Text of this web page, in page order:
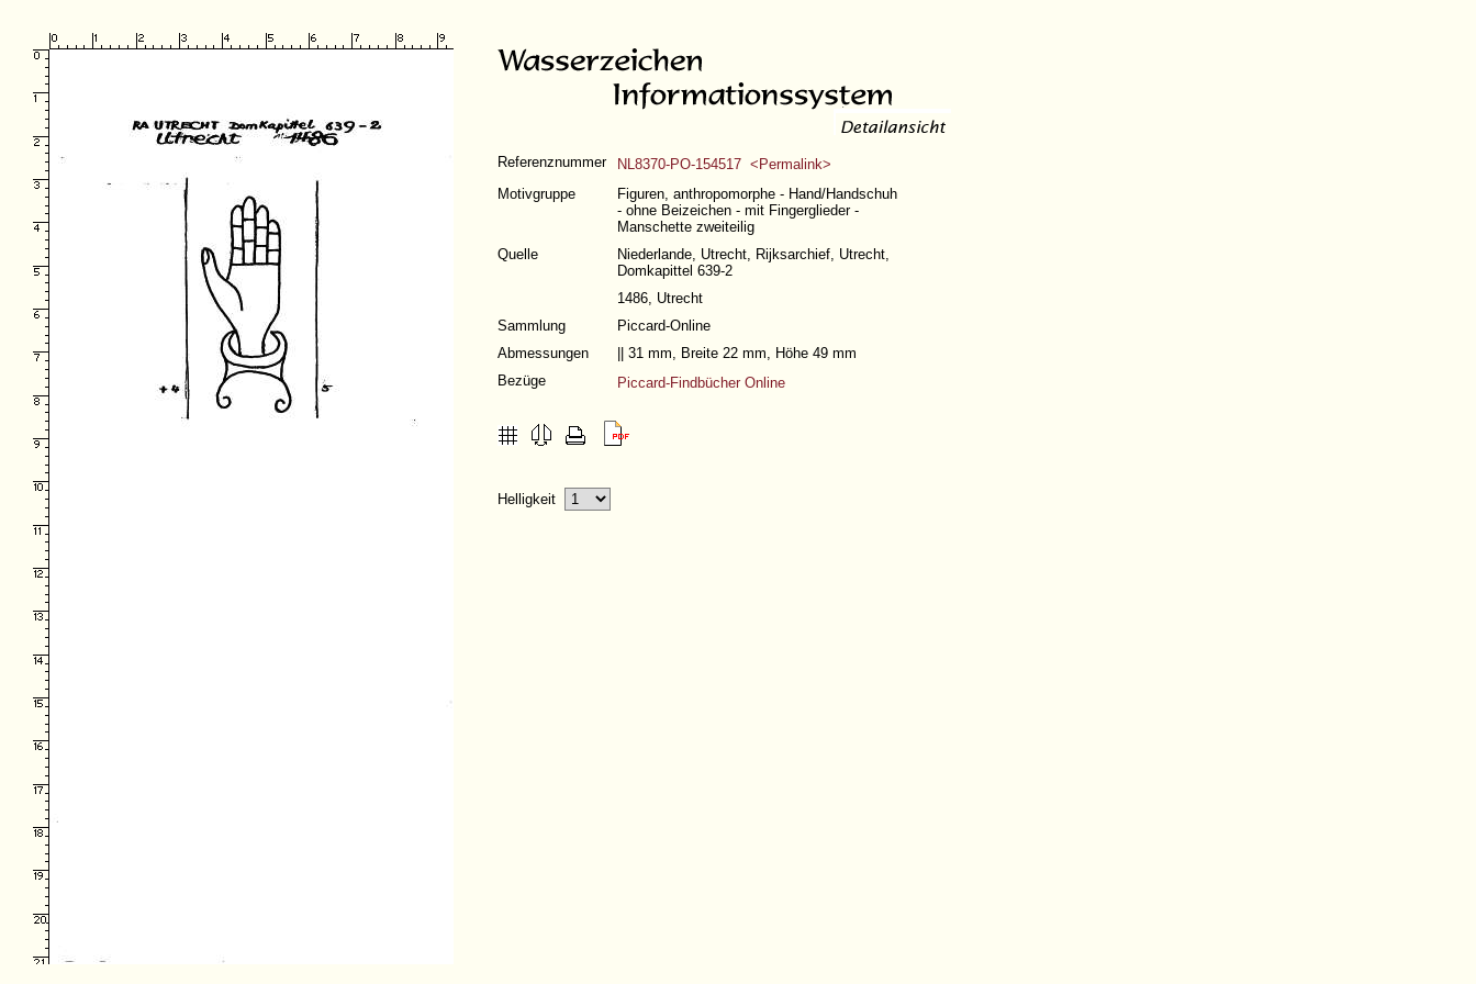
Referenznummer
NL8370-PO-154517 <Permalink>
Motivgruppe
Figuren, anthropomorphe - Hand/Handschuh
- ohne Beizeichen - mit Fingerglieder -
Manschette zweiteilig
Quelle
Niederlande, Utrecht, Rijksarchief, Utrecht,
Domkapittel 639-2
1486, Utrecht
Sammlung
Piccard-Online
Abmessungen
|| 31 mm, Breite 22 mm, Höhe 49 mm
Bezüge
Piccard-Findbücher Online
Helligkeit